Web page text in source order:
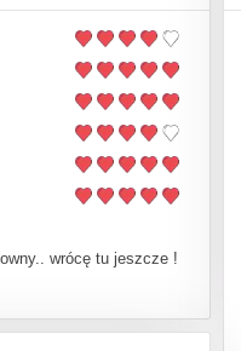
wrócę tu jeszcze !